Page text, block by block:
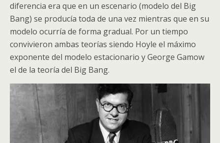
diferencia era que en un escenario (modelo del Big
Bang) se producía toda de una vez mientras que en su
modelo ocurría de forma gradual. Por un tiempo
convivieron ambas teorías siendo Hoyle el máximo
exponente del modelo estacionario y George Gamow
el de la teoría del Big Bang.